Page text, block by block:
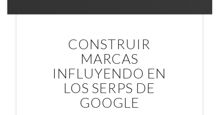
CONSTRUIR
MARCAS
INFLUYENDO EN
LOS SERPS DE
GOOGLE